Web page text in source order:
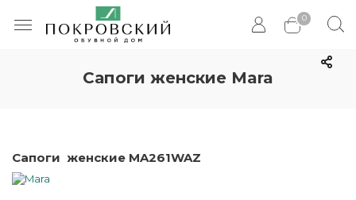
0
Сапоги женские Mara
Сапоги женские MA261WAZ